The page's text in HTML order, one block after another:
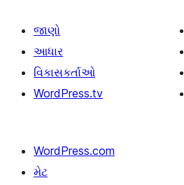
જાણો
આધાર
વિકાસકર્તાઓ
WordPress.tv
WordPress.com
મેટ